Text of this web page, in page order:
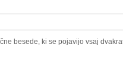
besede, ki se pojavijo vsaj